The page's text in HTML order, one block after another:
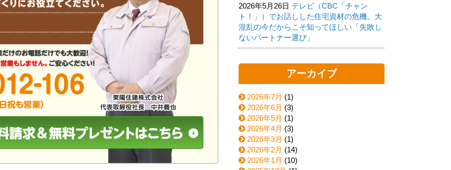
2026年5月26日 テレビ（CBC「チャン
ト！」）でお話しした住宅資材の危機。大
混乱の今だからこそ知ってほしい「失敗し
ないパートナー選び」
アーカイブ
2026年7月 (1)
2026年6月 (3)
2026年5月 (1)
2026年4月 (3)
2026年3月 (1)
2026年2月 (14)
2026年1月 (10)